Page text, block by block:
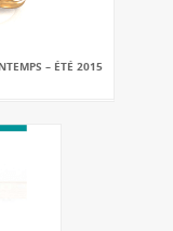
– ÉTÉ 2015